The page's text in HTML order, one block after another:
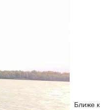
Ближе к